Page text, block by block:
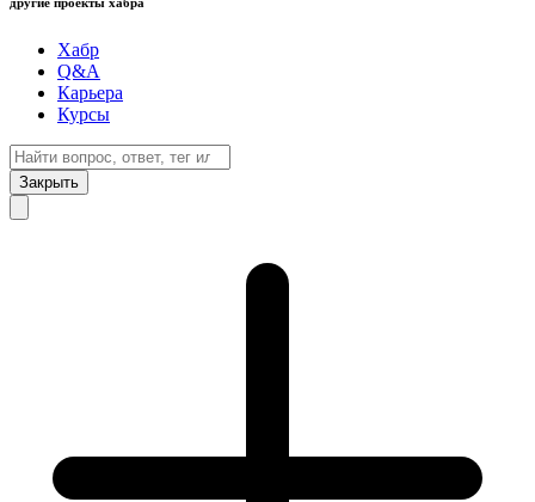
Хабр
Q&A
Карьера
Курсы
Закрыть